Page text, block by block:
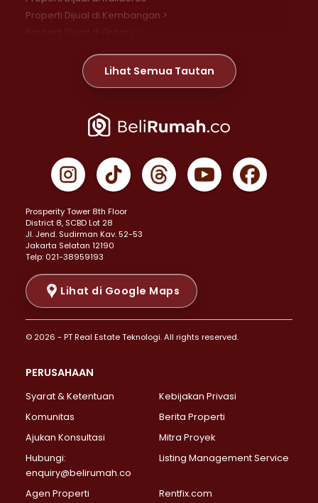
Properti Dijual di Kembangan >
Properti Dijual di Meruya >
Properti Dijual di Jelambar >
Properti Dijual di Jakarta Pusat >
Properti Dijual di Gambir >
Properti Dijual di Johar Baru >
Properti Dijual di Menteng >
Properti Dijual di Senen >
Properti Dijual di Tanah Abang >
Properti Dijual di Cikini >
Properti Dijual di Kramat >
Properti Dijual di Pasar Baru >
Properti Dijual di Bendungan Hilir >
Properti Dijual di Jakarta Selatan >
Properti Dijual di Lebak Bulus >
Properti Dijual di Gandaria Selatan >
Properti Dijual di Pondok Labu >
Properti Dijual di Lenteng Agung >
Properti Dijual di Senayan >
Properti Dijual di Pondok Pinang >
Lihat Semua Tautan
Prosperity Tower 8th Floor
District 8, SCBD Lot 28
JI. Jend. Sudirman Kav. 52-53
Jakarta Selatan 12190
Telp: 021-38959193
Lihat di Google Maps
© 2026 - PT Real Estate Teknologi. All rights reserved.
PERUSAHAAN
Syarat & Ketentuan
Kebijakan Privasi
Komunitas
Berita Properti
Ajukan Konsultasi
Mitra Proyek
Hubungi:
enquiry@belirumah.co
Listing Management Service
Agen Properti Rentfix.com